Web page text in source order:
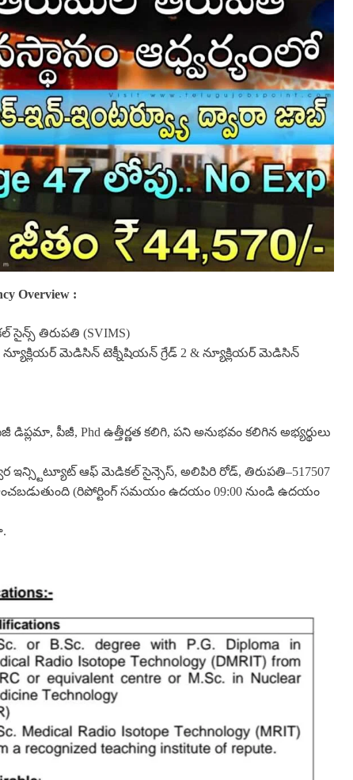
Overview :
సైన్స్ తిరుపతి (SVIMS)
మెడిసిన్ టెక్నీషియన్ గ్రేడ్ 2 & న్యూక్లియర్ మెడిసిన్
పీజీ, Phd ఉత్తీర్ణత కలిగి, పని అనుభవం కలిగిన అభ్యర్థులు
ఇన్స్టిట్యూట్ ఆఫ్ మెడికల్ సైన్సెస్, అలిపిరి రోడ్, తిరుపతి–517507
(రిపోర్టింగ్ సమయం ఉదయం 09:00 నుండి ఉదయం